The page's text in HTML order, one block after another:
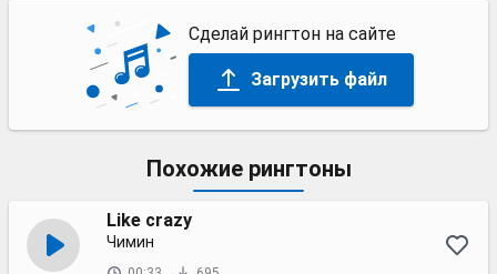
Сделай рингтон на сайте
Загрузить файл
Похожие рингтоны
Like crazy
Чимин